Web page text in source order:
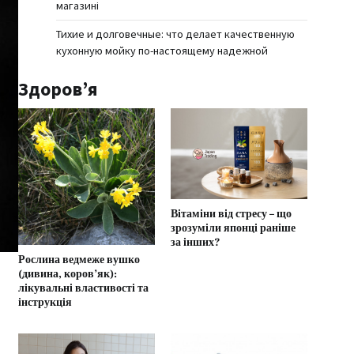
магазині
Тихие и долговечные: что делает качественную
кухонную мойку по-настоящему надежной
Здоров’я
Рослина ведмеже вушко
(дивина, коров’як):
лікувальні властивості та
інструкція
Вітаміни від стресу – що
зрозуміли японці раніше
за інших?